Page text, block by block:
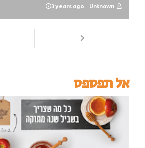
Unknown
3 years ago
אל תפספס